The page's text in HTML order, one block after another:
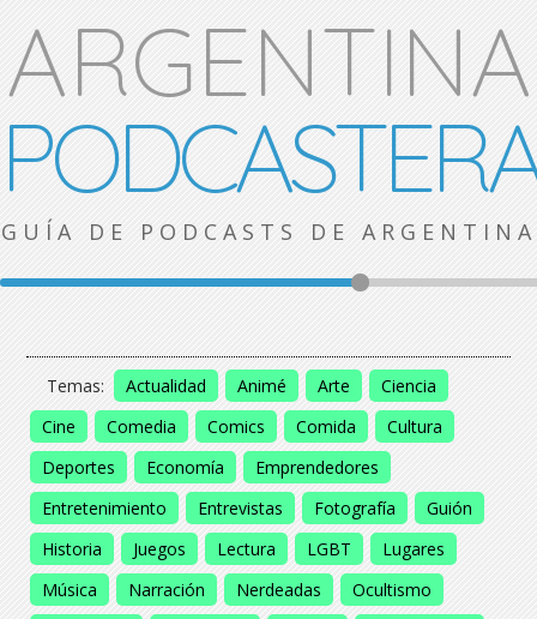
ARGENTINA
GUÍA DE PODCASTS DE ARGENTINA
Temas: Actualidad Animé Arte
Ciencia
Cine
Comedia Comics Comida
Cultura
Deportes
Economía
Emprendedores
Entretenimiento
Entrevistas Fotografía
Guión
Historia
Juegos Lectura LGBT
Lugares
Música
Narración Nerdeadas
Ocultismo